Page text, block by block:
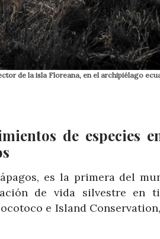
de la isla Floreana, en el archipiélago
de especies
es la primera del
de vida silvestre en
e Island